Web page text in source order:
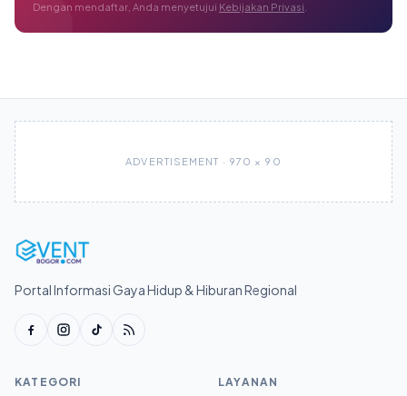
Dengan mendaftar, Anda menyetujui Kebijakan Privasi
ADVERTISEMENT · 970 × 90
Portal Informasi Gaya Hidup & Hiburan Regional
KATEGORI LAYANAN